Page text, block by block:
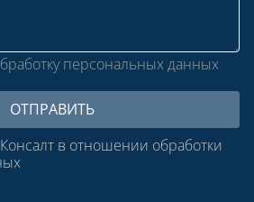
персональных данных
в отношении обработки